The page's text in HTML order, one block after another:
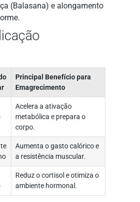
(Balasana) e alongamento
Principal Benefício para
Emagrecimento
Acelera a ativação
metabólica e prepara o
corpo.
Aumenta o gasto calórico e
a resistência muscular.
Reduz o cortisol e otimiza o
ambiente hormonal.